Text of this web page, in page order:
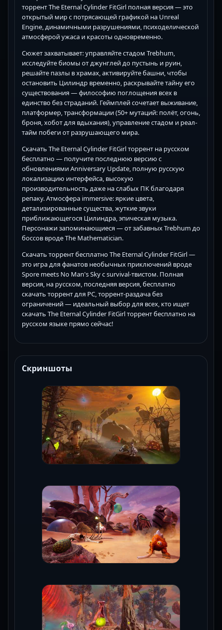
торрент The Eternal Cylinder FitGirl полная версия — это
открытый мир с потрясающей графикой на Unreal
Engine, динамичными разрушениями, психоделической
атмосферой ужаса и красоты одновременно.
Сюжет захватывает: управляйте стадом Trebhum,
исследуйте биомы от джунглей до пустынь и руин,
решайте пазлы в храмах, активируйте башни, чтобы
остановить Цилиндр временно, раскрывайте тайну его
существования — философию поглощения всех в
единство без страданий. Геймплей сочетает выживание,
платформер, трансформации (50+ мутаций: полёт, огонь,
броня, хобот для вдыхания), управление стадом и реал-
тайм побеги от разрушающего мира.
Скачать The Eternal Cylinder FitGirl торрент на русском
бесплатно — получите последнюю версию с
обновлениями Anniversary Update, полную русскую
локализацию интерфейса, высокую
производительность даже на слабых ПК благодаря
репаку. Атмосфера immersive: яркие цвета,
детализированные существа, жуткие звуки
приближающегося Цилиндра, эпическая музыка.
Персонажи запоминающиеся — от забавных Trebhum до
боссов вроде The Mathematician.
Скачать торрент бесплатно The Eternal Cylinder FitGirl —
это игра для фанатов необычных приключений вроде
Spore meets No Man's Sky с survival-твистом. Полная
версия, на русском, последняя версия, бесплатно
скачать торрент для PC, торрент-раздача без
ограничений — идеальный выбор для всех, кто ищет
скачать The Eternal Cylinder FitGirl торрент бесплатно на
русском языке прямо сейчас!
Скриншоты